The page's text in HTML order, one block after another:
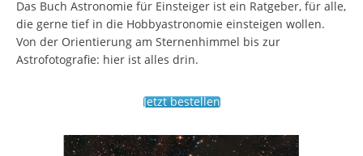
Das Buch Astronomie für Einsteiger ist ein Ratgeber, für alle,
die gerne tief in die Hobbyastronomie einsteigen wollen.
Von der Orientierung am Sternenhimmel bis zur
Astrofotografie: hier ist alles drin.
Jetzt bestellen